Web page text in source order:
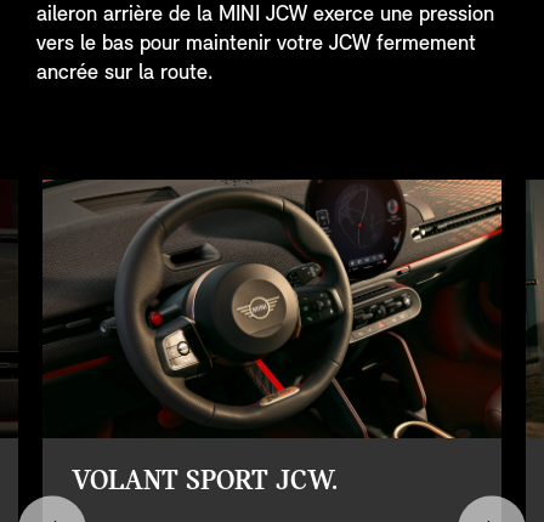
aileron arrière de la MINI JCW exerce une pression
vers le bas pour maintenir votre JCW fermement
ancrée sur la route.
VOLANT SPORT JCW.